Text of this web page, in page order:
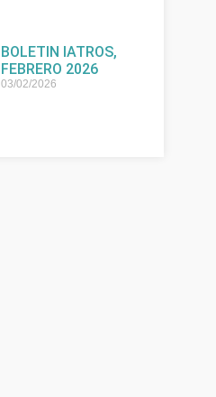
BOLETIN IATROS,
FEBRERO 2026
03/02/2026